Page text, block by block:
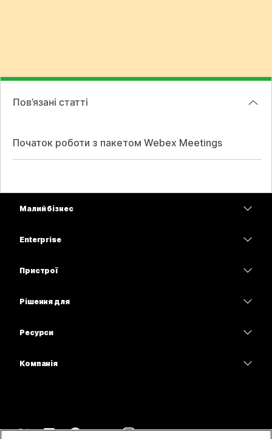
Пов’язані статті
Початок роботи з пакетом Webex Meetings
Малий бізнес
Enterprise
Контакт-центр
Пристрої
Аксесуари
Рішення для
Ресурси
Компанія
Зв’язатися з відділом продажу